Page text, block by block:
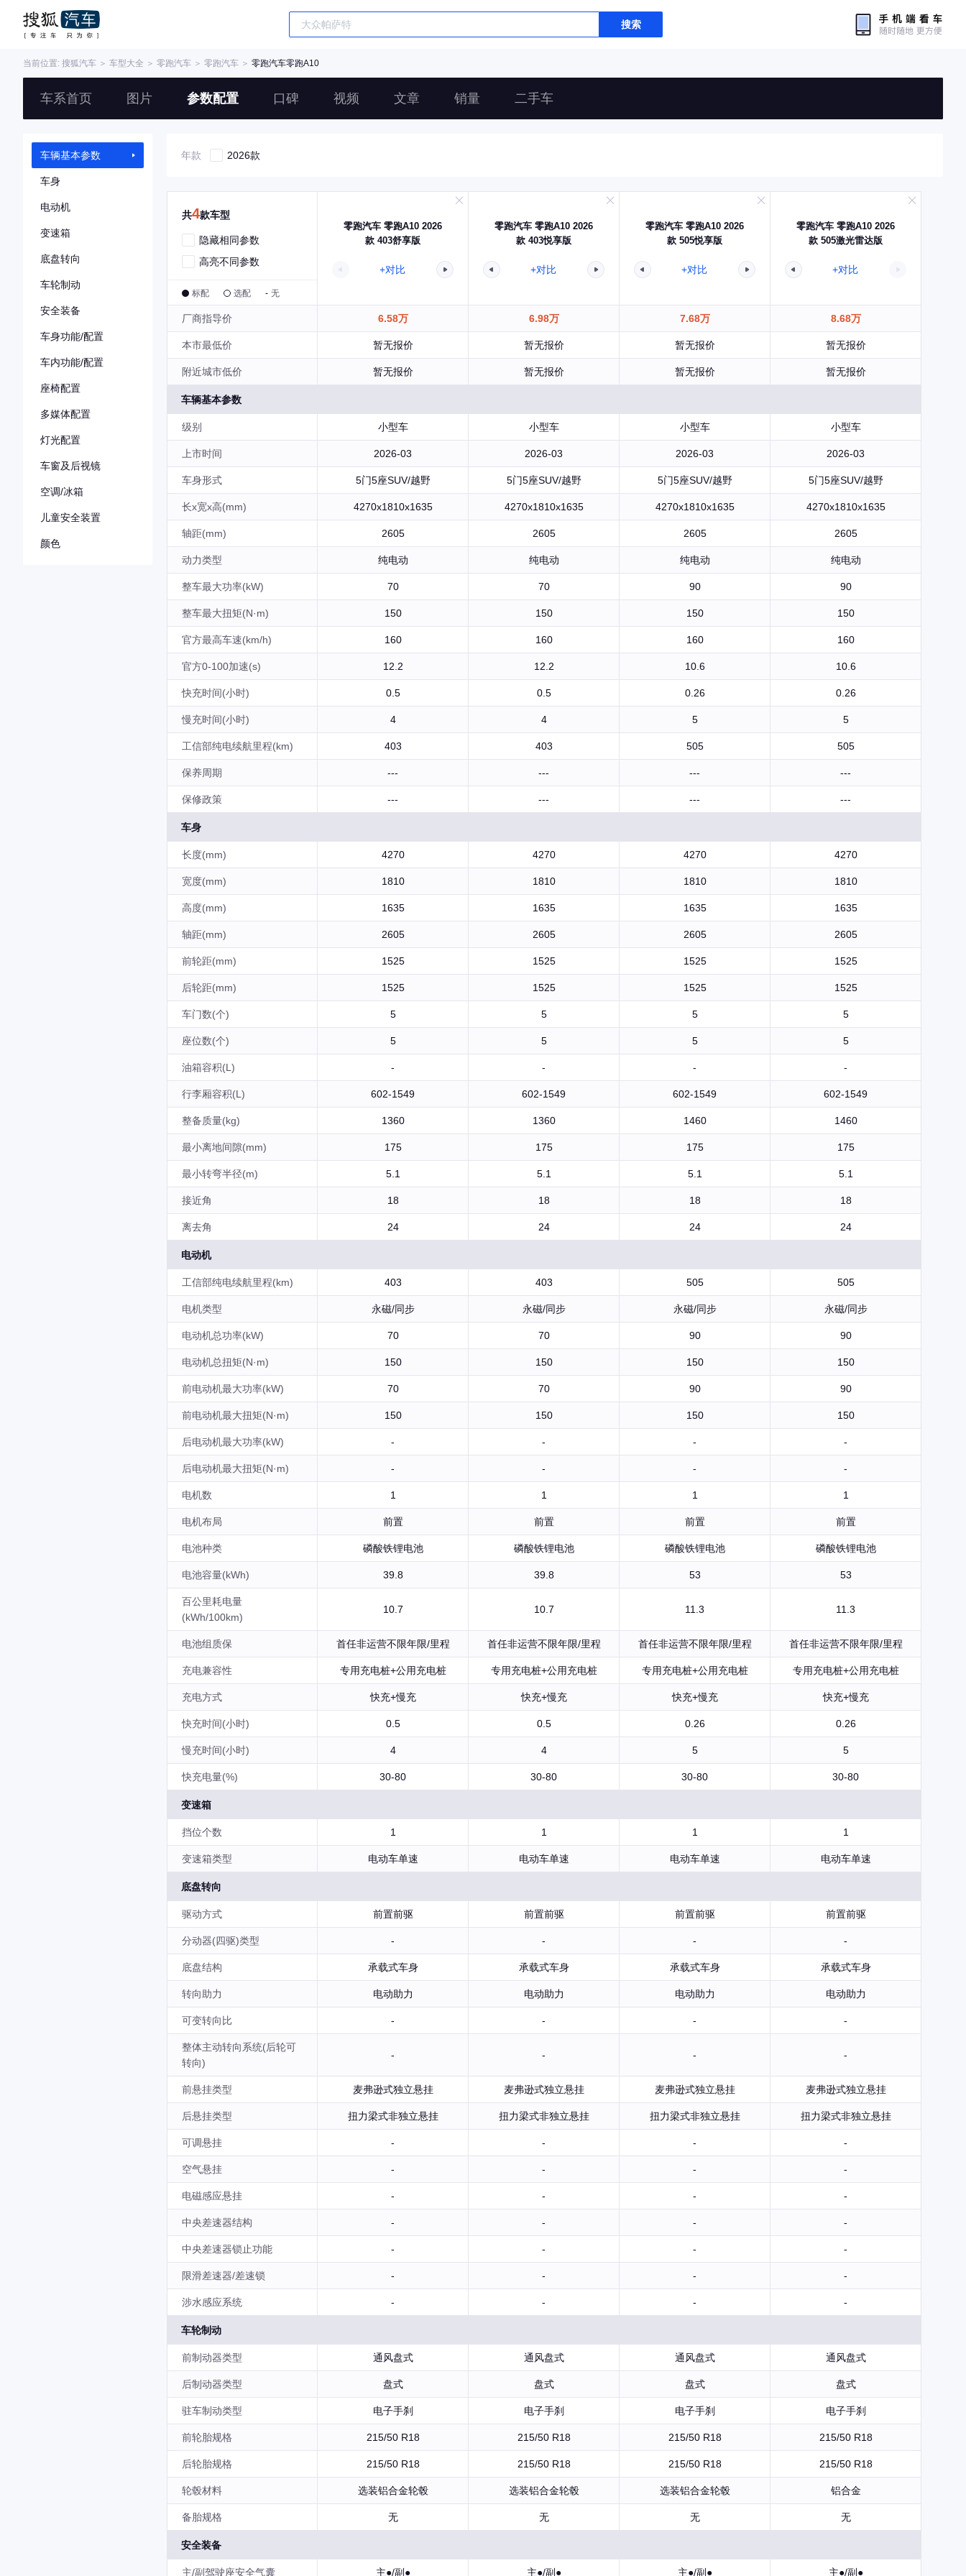
搜索
当前位置: 搜狐汽车 ＞ 车型大全 ＞ 零跑汽车 ＞ 零跑汽车 ＞ 零跑汽车零跑A10
车系首页 图片 参数配置 口碑 视频 文章 销量 二手车
车辆基本参数
车身
电动机
变速箱
底盘转向
车轮制动
安全装备
车身功能/配置
车内功能/配置
座椅配置
多媒体配置
灯光配置
车窗及后视镜
空调/冰箱
儿童安全装置
颜色
年款 2026款
共4款车型
隐藏相同参数
高亮不同参数
标配 选配 - 无
零跑汽车 零跑A10 2026
款 403舒享版
+对比
零跑汽车 零跑A10 2026
款 403悦享版
+对比
零跑汽车 零跑A10 2026
款 505悦享版
+对比
零跑汽车 零跑A10 2026
款 505激光雷达版
+对比
厂商指导价 6.58万 6.98万 7.68万 8.68万
本市最低价 暂无报价 暂无报价 暂无报价 暂无报价
附近城市低价 暂无报价 暂无报价 暂无报价 暂无报价
车辆基本参数
级别 小型车 小型车 小型车 小型车
上市时间 2026-03 2026-03 2026-03 2026-03
车身形式 5门5座SUV/越野 5门5座SUV/越野 5门5座SUV/越野 5门5座SUV/越野
长x宽x高(mm) 4270x1810x1635 4270x1810x1635 4270x1810x1635 4270x1810x1635
轴距(mm) 2605 2605 2605 2605
动力类型 纯电动 纯电动 纯电动 纯电动
整车最大功率(kW) 70 70 90 90
整车最大扭矩(N·m) 150 150 150 150
官方最高车速(km/h) 160 160 160 160
官方0-100加速(s) 12.2 12.2 10.6 10.6
快充时间(小时) 0.5 0.5 0.26 0.26
慢充时间(小时) 4 4 5 5
工信部纯电续航里程(km) 403 403 505 505
保养周期 --- --- --- ---
保修政策 --- --- --- ---
车身
长度(mm) 4270 4270 4270 4270
宽度(mm) 1810 1810 1810 1810
高度(mm) 1635 1635 1635 1635
轴距(mm) 2605 2605 2605 2605
前轮距(mm) 1525 1525 1525 1525
后轮距(mm) 1525 1525 1525 1525
车门数(个) 5 5 5 5
座位数(个) 5 5 5 5
油箱容积(L) - - - -
行李厢容积(L) 602-1549 602-1549 602-1549 602-1549
整备质量(kg) 1360 1360 1460 1460
最小离地间隙(mm) 175 175 175 175
最小转弯半径(m) 5.1 5.1 5.1 5.1
接近角 18 18 18 18
离去角 24 24 24 24
电动机
工信部纯电续航里程(km) 403 403 505 505
电机类型 永磁/同步 永磁/同步 永磁/同步 永磁/同步
电动机总功率(kW) 70 70 90 90
电动机总扭矩(N·m) 150 150 150 150
前电动机最大功率(kW) 70 70 90 90
前电动机最大扭矩(N·m) 150 150 150 150
后电动机最大功率(kW) - - - -
后电动机最大扭矩(N·m) - - - -
电机数 1 1 1 1
电机布局 前置 前置 前置 前置
电池种类 磷酸铁锂电池 磷酸铁锂电池 磷酸铁锂电池 磷酸铁锂电池
电池容量(kWh) 39.8 39.8 53 53
百公里耗电量
(kWh/100km)
10.7 10.7 11.3 11.3
电池组质保 首任非运营不限年限/里程 首任非运营不限年限/里程 首任非运营不限年限/里程 首任非运营不限年限/里程
充电兼容性 专用充电桩+公用充电桩 专用充电桩+公用充电桩 专用充电桩+公用充电桩 专用充电桩+公用充电桩
充电方式 快充+慢充 快充+慢充 快充+慢充 快充+慢充
快充时间(小时) 0.5 0.5 0.26 0.26
慢充时间(小时) 4 4 5 5
快充电量(%) 30-80 30-80 30-80 30-80
变速箱
挡位个数 1 1 1 1
变速箱类型 电动车单速 电动车单速 电动车单速 电动车单速
底盘转向
驱动方式 前置前驱 前置前驱 前置前驱 前置前驱
分动器(四驱)类型 - - - -
底盘结构 承载式车身 承载式车身 承载式车身 承载式车身
转向助力 电动助力 电动助力 电动助力 电动助力
可变转向比 - - - -
整体主动转向系统(后轮可
转向)
- - - -
前悬挂类型 麦弗逊式独立悬挂 麦弗逊式独立悬挂 麦弗逊式独立悬挂 麦弗逊式独立悬挂
后悬挂类型 扭力梁式非独立悬挂 扭力梁式非独立悬挂 扭力梁式非独立悬挂 扭力梁式非独立悬挂
可调悬挂 - - - -
空气悬挂 - - - -
电磁感应悬挂 - - - -
中央差速器结构 - - - -
中央差速器锁止功能 - - - -
限滑差速器/差速锁 - - - -
涉水感应系统 - - - -
车轮制动
前制动器类型 通风盘式 通风盘式 通风盘式 通风盘式
后制动器类型 盘式 盘式 盘式 盘式
驻车制动类型 电子手刹 电子手刹 电子手刹 电子手刹
前轮胎规格 215/50 R18 215/50 R18 215/50 R18 215/50 R18
后轮胎规格 215/50 R18 215/50 R18 215/50 R18 215/50 R18
轮毂材料 选装铝合金轮毂 选装铝合金轮毂 选装铝合金轮毂 铝合金
备胎规格 无 无 无 无
安全装备
主/副驾驶座安全气囊 主●/副● 主●/副● 主●/副● 主●/副●